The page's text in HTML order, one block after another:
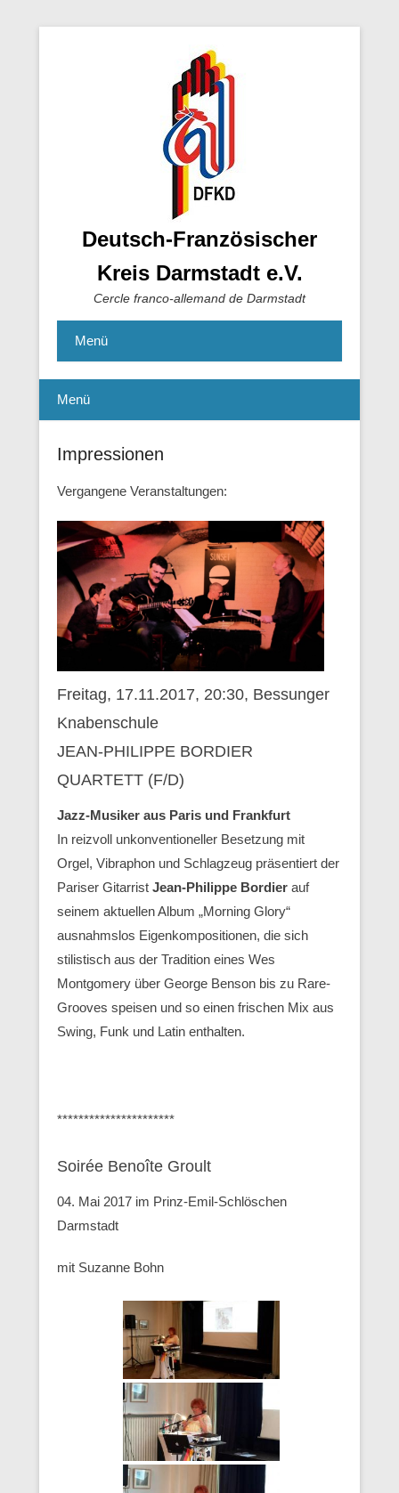
Deutsch-Französischer
Kreis Darmstadt e.V.
Cercle franco-allemand de Darmstadt
Menü
Menü
Impressionen
Vergangene Veranstaltungen:
Freitag, 17.11.2017, 20:30, Bessunger
Knabenschule
JEAN-PHILIPPE BORDIER
QUARTETT (F/D)
Jazz-Musiker aus Paris und Frankfurt
In reizvoll unkonventioneller Besetzung mit
Orgel, Vibraphon und Schlagzeug präsentiert der
Pariser Gitarrist Jean-Philippe Bordier auf
seinem aktuellen Album „Morning Glory“
ausnahmslos Eigenkompositionen, die sich
stilistisch aus der Tradition eines Wes
Montgomery über George Benson bis zu Rare-
Grooves speisen und so einen frischen Mix aus
Swing, Funk und Latin enthalten.
**********************
Soirée Benoîte Groult
04. Mai 2017 im Prinz-Emil-Schlöschen
Darmstadt
mit Suzanne Bohn